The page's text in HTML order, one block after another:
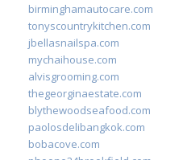
birminghamautocare.com
tonyscountrykitchen.com
jbellasnailspa.com
mychaihouse.com
alvisgrooming.com
thegeorginaestate.com
blythewoodseafood.com
paolosdelibangkok.com
bobacove.com